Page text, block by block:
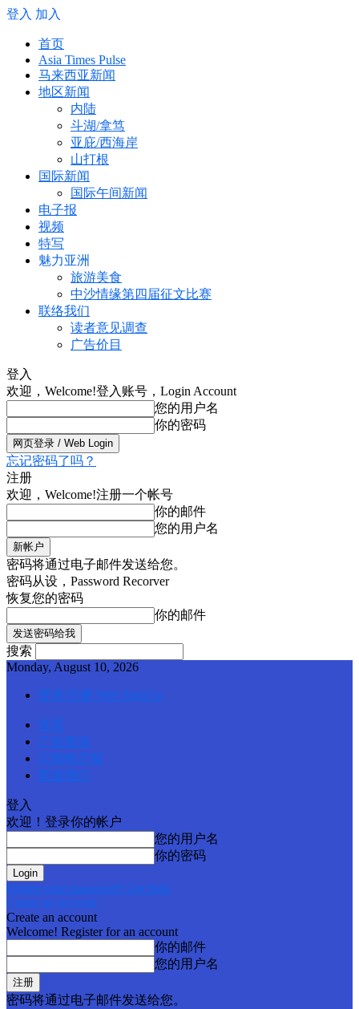
登入 加入
首页
Asia Times Pulse
马来西亚新闻
地区新闻
内陆
斗湖/拿笃
亚庇/西海岸
山打根
国际新闻
国际午间新闻
电子报
视频
特写
魅力亚洲
旅游美食
中沙情缘第四届征文比赛
联络我们
读者意见调查
广告价目
登入
欢迎，Welcome!登入账号，Login Account
您的用户名
你的密码
忘记密码了吗？
注册
欢迎，Welcome!注册一个帐号
你的邮件
您的用户名
密码将通过电子邮件发送给您。
密码从设，Password Recorver
恢复您的密码
你的邮件
搜索
Monday, August 10, 2026
登录/注册 Web SignUp
首页
广告查询
订阅电子报
联络我们
登入
欢迎！登录你的帐户
您的用户名
你的密码
Forgot your password? Get help
Create an account
Create an account
Welcome! Register for an account
你的邮件
您的用户名
密码将通过电子邮件发送给您。